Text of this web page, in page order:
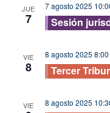
JUE
7
7 agosto 2025
Sesión
VIE
8
8 agosto 2025 8:00
Tercer
VIE 8 agosto 2025